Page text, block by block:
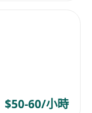
$50-60/小時